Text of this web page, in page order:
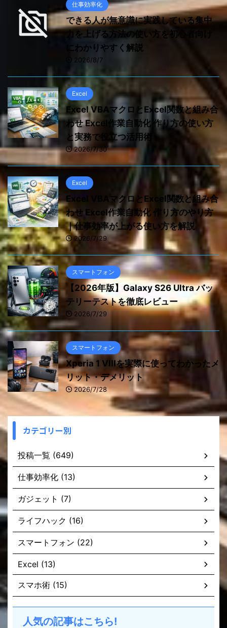
仕事効率化
できる人が無意識に実践している集中
力を上げる方法の使い方を初心者向け
にわかりやすく解説
2026/8/7
Excel
Excel VBAマクロとExcel関数と組み合
わせ Excel作業自動化 作り方の使い方
と実務で役立つ活用術
2026/7/30
Excel
Excel VBAマクロとExcel関数と組み合
わせ Excel作業自動化 作り方のやり方
｜仕事効率が上がる使い方を解説
2026/7/29
スマートフォン
【2026年版】Galaxy S26 Ultra バッ
テリーテストを徹底レビュー
2026/7/29
スマートフォン
Xperia 1 VIIIを実際に使ってわかったメ
リット・デメリット
2026/7/28
カテゴリー別
投稿一覧 (649)
仕事効率化 (13)
ガジェット (7)
ライフハック (16)
スマートフォン (22)
Excel (13)
スマホ術 (15)
人気の記事はこちら!